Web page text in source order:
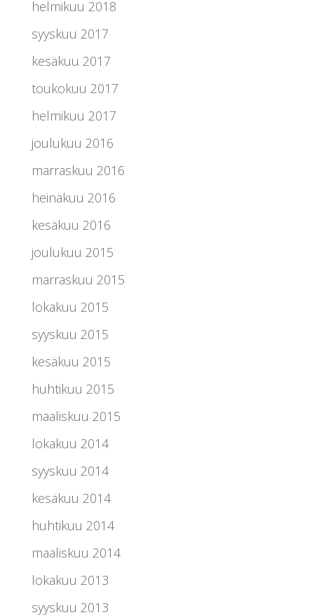
helmikuu 2018
syyskuu 2017
kesäkuu 2017
toukokuu 2017
helmikuu 2017
joulukuu 2016
marraskuu 2016
heinäkuu 2016
kesäkuu 2016
joulukuu 2015
marraskuu 2015
lokakuu 2015
syyskuu 2015
kesäkuu 2015
huhtikuu 2015
maaliskuu 2015
lokakuu 2014
syyskuu 2014
kesäkuu 2014
huhtikuu 2014
maaliskuu 2014
lokakuu 2013
syyskuu 2013